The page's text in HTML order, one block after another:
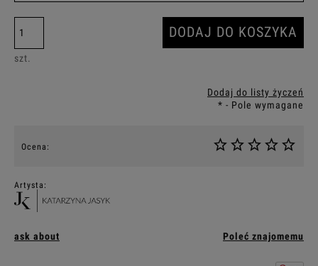
szt.
DODAJ DO KOSZYKA
Dodaj do listy życzeń
* - Pole wymagane
Ocena:
Artysta:
ask about Poleć znajomemu